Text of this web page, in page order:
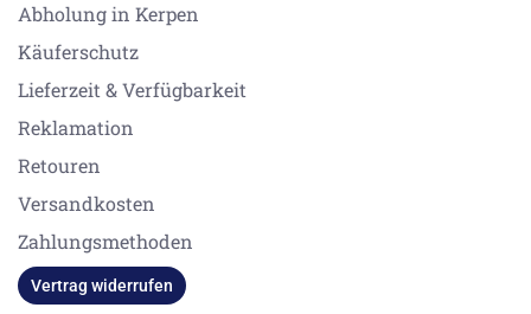
Abholung in Kerpen
Käuferschutz
Lieferzeit & Verfügbarkeit
Reklamation
Retouren
Versandkosten
Zahlungsmethoden
Vertrag widerrufen